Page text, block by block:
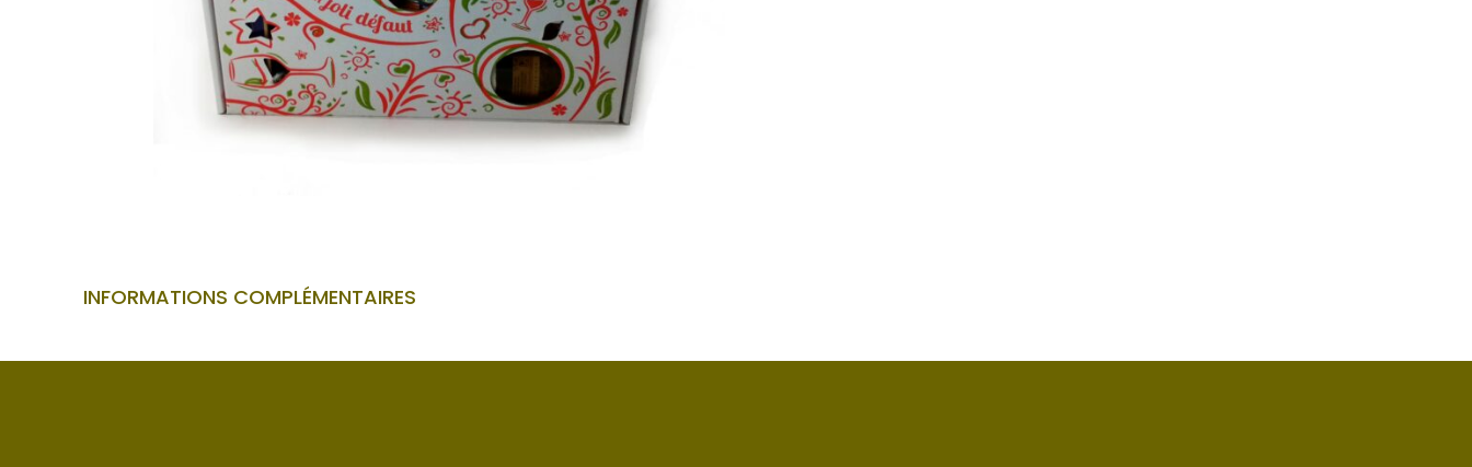
INFORMATIONS COMPLÉMENTAIRES